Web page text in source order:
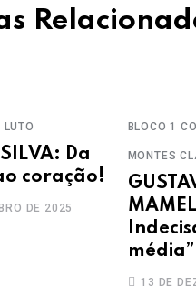
LUTO
Da
coração!
DE 2025
BLOCO 1
MONTES
média”
13 DE